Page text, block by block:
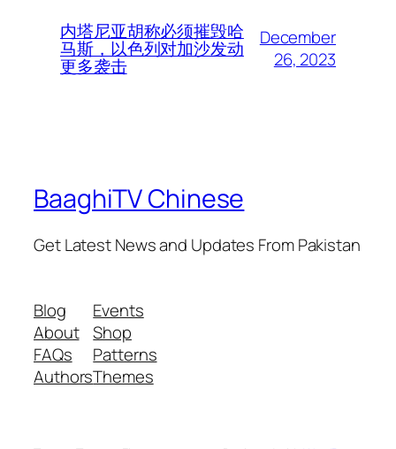
内塔尼亚胡称必须摧毁哈
马斯，以色列对加沙发动
更多袭击
December
26, 2023
BaaghiTV Chinese
Get Latest News and Updates From Pakistan
Blog
About
FAQs
Authors
Events
Shop
Patterns
Themes